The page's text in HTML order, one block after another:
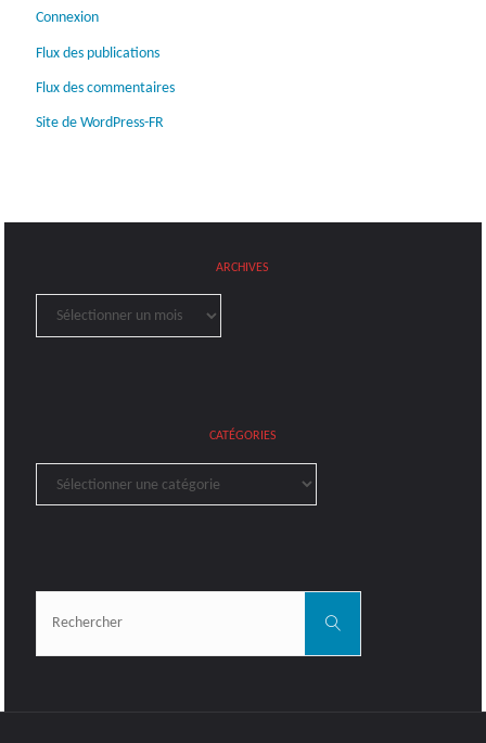
Connexion
Flux des publications
Flux des commentaires
Site de WordPress-FR
ARCHIVES
Archives
CATÉGORIES
Catégories
Rechercher